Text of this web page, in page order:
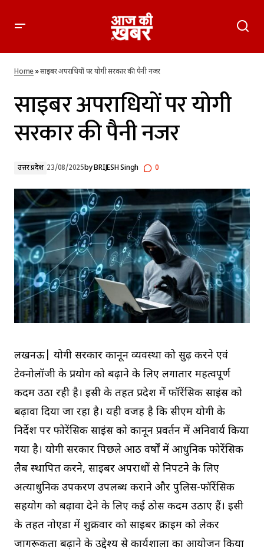
साइबर अपराधियों पर योगी सरकार की पैनी नजर
Home»साइबर अपराधियों पर योगी सरकार की पैनी नजर
साइबर अपराधियों पर योगी
सरकार की पैनी नजर
उत्तर प्रदेश 23/08/2025byBRIJESH Singh 0
लखनऊ| योगी सरकार कानून व्यवस्था को सुदृढ़ करने एवं
टेक्नोलॉजी के प्रयोग को बढ़ाने के लिए लगातार महत्वपूर्ण
कदम उठा रही है। इसी के तहत प्रदेश में फॉरेंसिक साइंस को
बढ़ावा दिया जा रहा है। यही वजह है कि सीएम योगी के
निर्देश पर फोरेंसिक साइंस को कानून प्रवर्तन में अनिवार्य किया
गया है। याेगी सरकार पिछले आठ वर्षों में आधुनिक फोरेंसिक
लैब स्थापित करने, साइबर अपराधों से निपटने के लिए
अत्याधुनिक उपकरण उपलब्ध कराने और पुलिस-फॉरेंसिक
सहयोग को बढ़ावा देने के लिए कई ठोस कदम उठाए हैं। इसी
के तहत नाेएडा में शुक्रवार को साइबर क्राइम को लेकर
जागरूकता बढ़ाने के उद्देश्य से कार्यशाला का आयोजन किया